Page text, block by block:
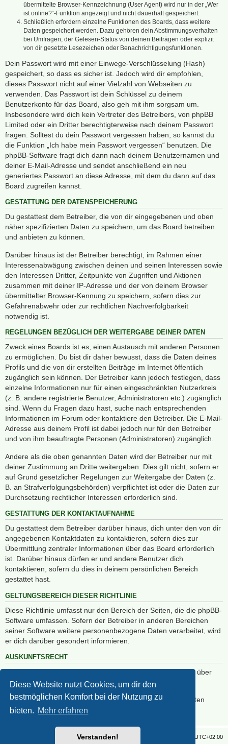
Diese Website nutzt Cookies, um dir den
bestmöglichen Komfort bei der Nutzung zu
bieten. Mehr erfahren
Verstanden!
übermittelte Browser-Kennzeichnung (User Agent) wird nur in der „Wer
ist online?“-Funktion angezeigt und nicht dauerhaft gespeichert.
Schließlich erfordern einzelne Funktionen des Boards, dass weitere
Daten gespeichert werden. Dazu gehören dein Abstimmungsverhalten
bei Umfragen, der Gelesen-Status von deinen Beiträgen oder explizit
von dir gesetzte Lesezeichen oder Benachrichtigungsfunktionen.
Dein Passwort wird mit einer Einwege-Verschlüsselung (Hash)
gespeichert, so dass es sicher ist. Jedoch wird dir empfohlen,
dieses Passwort nicht auf einer Vielzahl von Webseiten zu
verwenden. Das Passwort ist dein Schlüssel zu deinem
Benutzerkonto für das Board, also geh mit ihm sorgsam um.
Insbesondere wird dich kein Vertreter des Betreibers, von phpBB
Limited oder ein Dritter berechtigterweise nach deinem Passwort
fragen. Solltest du dein Passwort vergessen haben, so kannst du
die Funktion „Ich habe mein Passwort vergessen“ benutzen. Die
phpBB-Software fragt dich dann nach deinem Benutzernamen und
deiner E-Mail-Adresse und sendet anschließend ein neu
generiertes Passwort an diese Adresse, mit dem du dann auf das
Board zugreifen kannst.
GESTATTUNG DER DATENSPEICHERUNG
Du gestattest dem Betreiber, die von dir eingegebenen und oben
näher spezifizierten Daten zu speichern, um das Board betreiben
und anbieten zu können.
Darüber hinaus ist der Betreiber berechtigt, im Rahmen einer
Interessenabwägung zwischen deinen und seinen Interessen sowie
den Interessen Dritter, Zeitpunkte von Zugriffen und Aktionen
zusammen mit deiner IP-Adresse und der von deinem Browser
übermittelter Browser-Kennung zu speichern, sofern dies zur
Gefahrenabwehr oder zur rechtlichen Nachverfolgbarkeit
notwendig ist.
REGELUNGEN BEZÜGLICH DER WEITERGABE DEINER DATEN
Zweck eines Boards ist es, einen Austausch mit anderen Personen
zu ermöglichen. Du bist dir daher bewusst, dass die Daten deines
Profils und die von dir erstellten Beiträge im Internet öffentlich
zugänglich sein können. Der Betreiber kann jedoch festlegen, dass
einzelne Informationen nur für einen eingeschränkten Nutzerkreis
(z. B. andere registrierte Benutzer, Administratoren etc.) zugänglich
sind. Wenn du Fragen dazu hast, suche nach entsprechenden
Informationen im Forum oder kontaktiere den Betreiber. Die E-Mail-
Adresse aus deinem Profil ist dabei jedoch nur für den Betreiber
und von ihm beauftragte Personen (Administratoren) zugänglich.
Andere als die oben genannten Daten wird der Betreiber nur mit
deiner Zustimmung an Dritte weitergeben. Dies gilt nicht, sofern er
auf Grund gesetzlicher Regelungen zur Weitergabe der Daten (z.
B. an Strafverfolgungsbehörden) verpflichtet ist oder die Daten zur
Durchsetzung rechtlicher Interessen erforderlich sind.
GESTATTUNG DER KONTAKTAUFNAHME
Du gestattest dem Betreiber darüber hinaus, dich unter den von dir
angegebenen Kontaktdaten zu kontaktieren, sofern dies zur
Übermittlung zentraler Informationen über das Board erforderlich
ist. Darüber hinaus dürfen er und andere Benutzer dich
kontaktieren, sofern du dies in deinem persönlichen Bereich
gestattet hast.
GELTUNGSBEREICH DIESER RICHTLINIE
Diese Richtlinie umfasst nur den Bereich der Seiten, die die phpBB-
Software umfassen. Sofern der Betreiber in anderen Bereichen
seiner Software weitere personenbezogene Daten verarbeitet, wird
er dich darüber gesondert informieren.
AUSKUNFTSRECHT
Der Betreiber erteilt dir auf Anfrage Auskunft, welche Daten über
dich gespeichert sind.
Du kannst jederzeit die Löschung bzw. Sperrung deiner Daten
verlangen. Kontaktiere hierzu bitte den Betreiber.
UTC+02:00